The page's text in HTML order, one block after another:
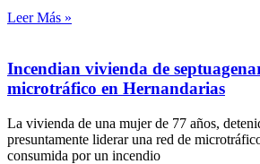
Leer Más »
Incendian vivienda de
microtráfico en Hernandarias
La vivienda de una mujer de 77 años,
presuntamente liderar una red de
consumida por un incendio